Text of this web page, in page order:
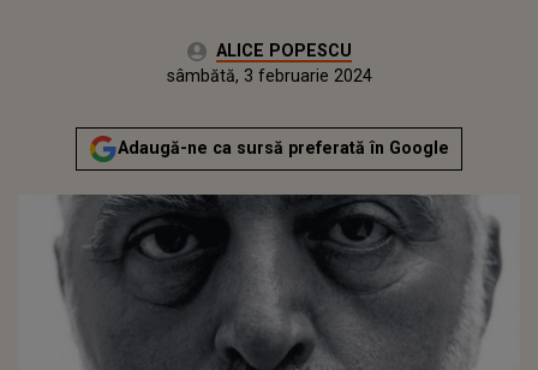
Autor:ALICE POPESCU
vineri, 3 februarie 2023Actualizat:
sâmbătă, 3 februarie 2024
Adaugă-ne ca sursă preferată în Google